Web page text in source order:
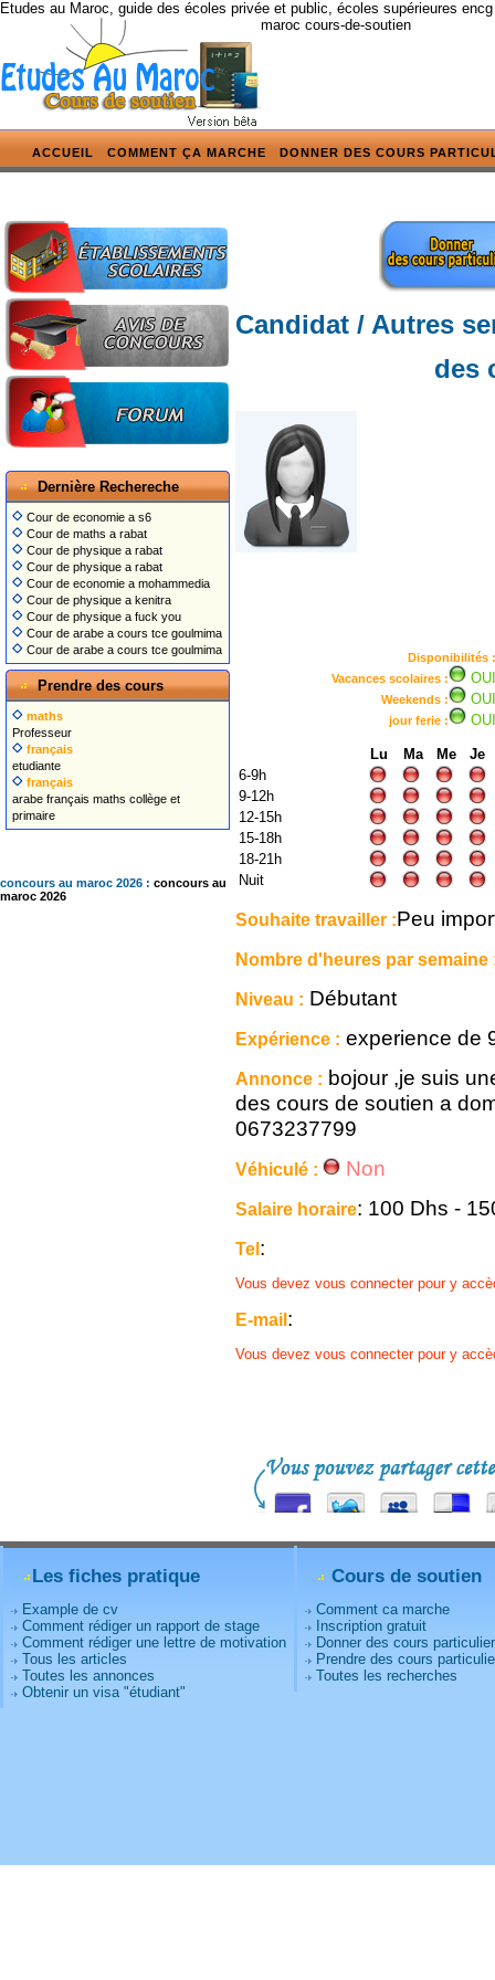
Etudes au Maroc, guide des écoles privée et public, écoles supérieures
maroc cours-de-soutien
ACCUEIL COMMENT ÇA MARCHE DONNER DES COURS
Dernière Rechereche
Cour de economie a s6
Cour de maths a rabat
Cour de physique a rabat
Cour de physique a rabat
Cour de economie a mohammedia
Cour de physique a kenitra
Cour de physique a fuck you
Cour de arabe a cours tce goulmima
Cour de arabe a cours tce goulmima
Prendre des cours
maths
Professeur
français
etudiante
français
arabe français maths collège et
primaire
concours au maroc 2026 : concours au
maroc 2026
Candidat / Autres
des
Disponibilités :
Vacances scolaires :
OUI
Weekends : OUI
jour ferie : OUI
Lu Ma Me
Je
6-9h
9-12h
12-15h
15-18h
18-21h
Nuit
Souhaite travailler :Peu
Nombre d'heures par semaine
Niveau : Débutant
Expérience : experience de
Annonce : bojour ,je suis
des cours de soutien a
0673237799
Véhiculé : Non
Salaire horaire: 100 Dhs -
Tel:
Vous devez vous connecter pour y
E-mail:
Vous devez vous connecter pour y
Les fiches pratique
Example de cv
Comment rédiger un rapport de stage
Comment rédiger une lettre de motivation
Tous les articles
Toutes les annonces
Obtenir un visa "étudiant"
Cours de soutien
Comment ca marche
Inscription gratuit
Donner des cours
Prendre des cours
Toutes les recherches